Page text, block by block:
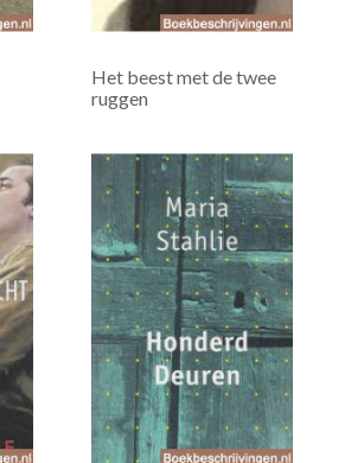
Het beest met de twee
ruggen